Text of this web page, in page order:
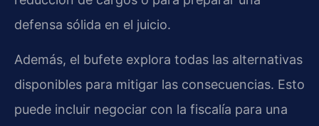
defensa sólida en el juicio.
Además, el bufete explora todas las alternativas
disponibles para mitigar las consecuencias. Esto
puede incluir negociar con la fiscalía para una